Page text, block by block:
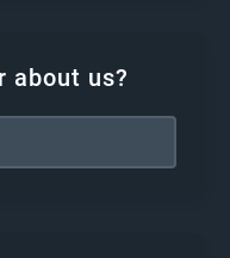
(LUE
about us?